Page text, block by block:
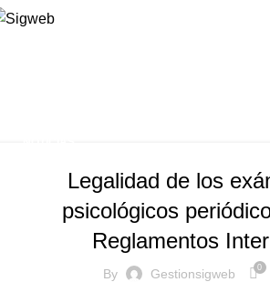
Legalidad de los
psicológicos
Reglamentos
By Gestionsigweb 0